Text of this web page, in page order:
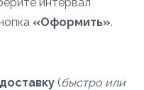
«Оформить».
(быстро или